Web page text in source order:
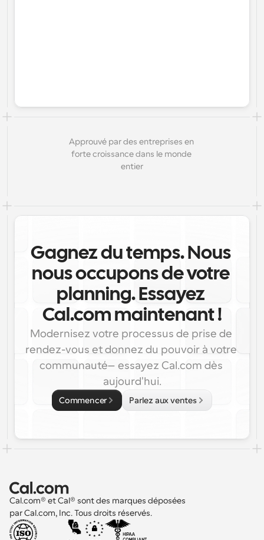
Approuvé par des entreprises en
forte croissance dans le monde
entier
Gagnez du temps. Nous
nous occupons de votre
planning. Essayez
Cal.com maintenant !
Modernisez votre processus de prise de
rendez-vous et donnez du pouvoir à votre
communauté—essayez Cal.com dès
aujourd'hui.
Commencer Parlez aux ventes
Cal.com® et Cal® sont des marques déposées
par Cal.com, Inc. Tous droits réservés.